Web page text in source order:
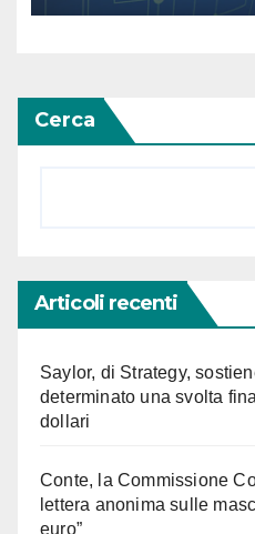
Cerca
Articoli recenti
Saylor, di Strategy,
determinato una svolta
dollari
Conte, la Commissione
lettera anonima sulle
euro”